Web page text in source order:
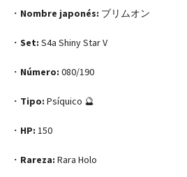
・ Nombre japonés: ブリムオン
・ Set: S4a Shiny Star V
・ Número: 080/190
・ Tipo: Psíquico 🔮
・ HP: 150
・ Rareza: Rara Holo